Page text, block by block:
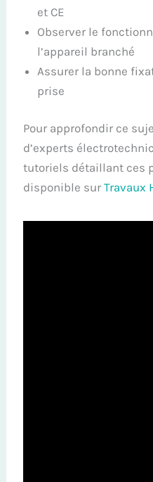
et CE
Observer le
l’appareil branché
Assurer la bonne
prise
Pour approfondir ce
d’experts
tutoriels détaillant ces
disponible surTravaux